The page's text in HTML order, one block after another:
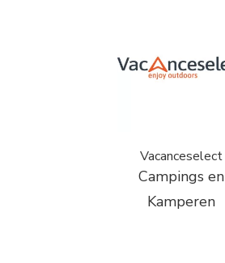
Vacanceselect
Campings en
Kamperen